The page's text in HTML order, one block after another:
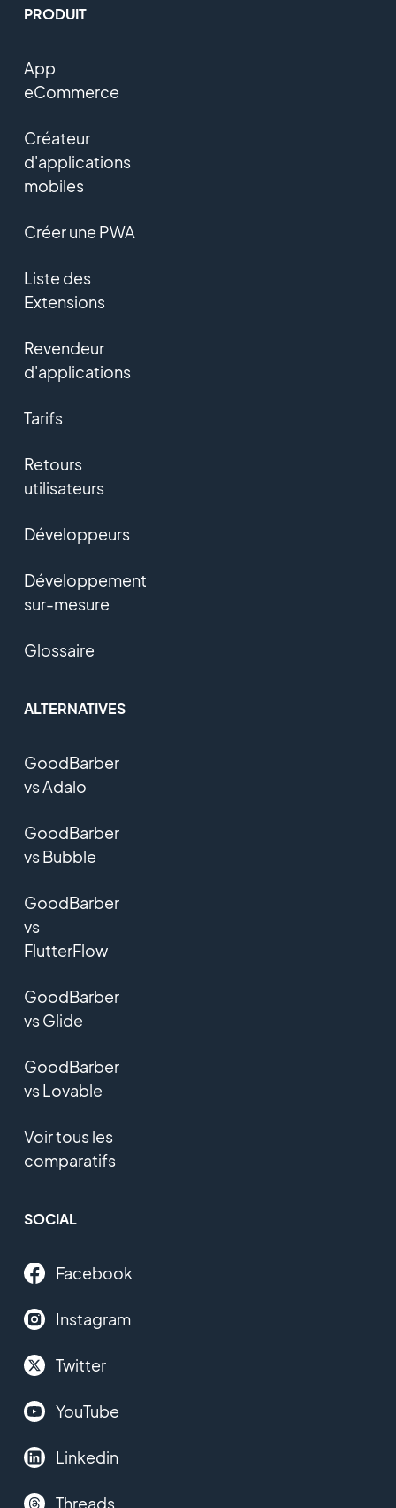
PRODUIT
App
eCommerce
Créateur
d'applications
mobiles
Créer une PWA
Liste des
Extensions
Revendeur
d'applications
Tarifs
Retours
utilisateurs
Développeurs
Développement
sur-mesure
Glossaire
ALTERNATIVES
GoodBarber
vs Adalo
GoodBarber
vs Bubble
GoodBarber
vs
FlutterFlow
GoodBarber
vs Glide
GoodBarber
vs Lovable
Voir tous les
comparatifs
SOCIAL
Facebook
Instagram
Twitter
YouTube
Linkedin
Threads